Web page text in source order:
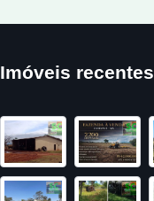
Imóveis recentes